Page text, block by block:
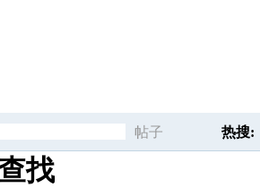
帖子
热搜:
找